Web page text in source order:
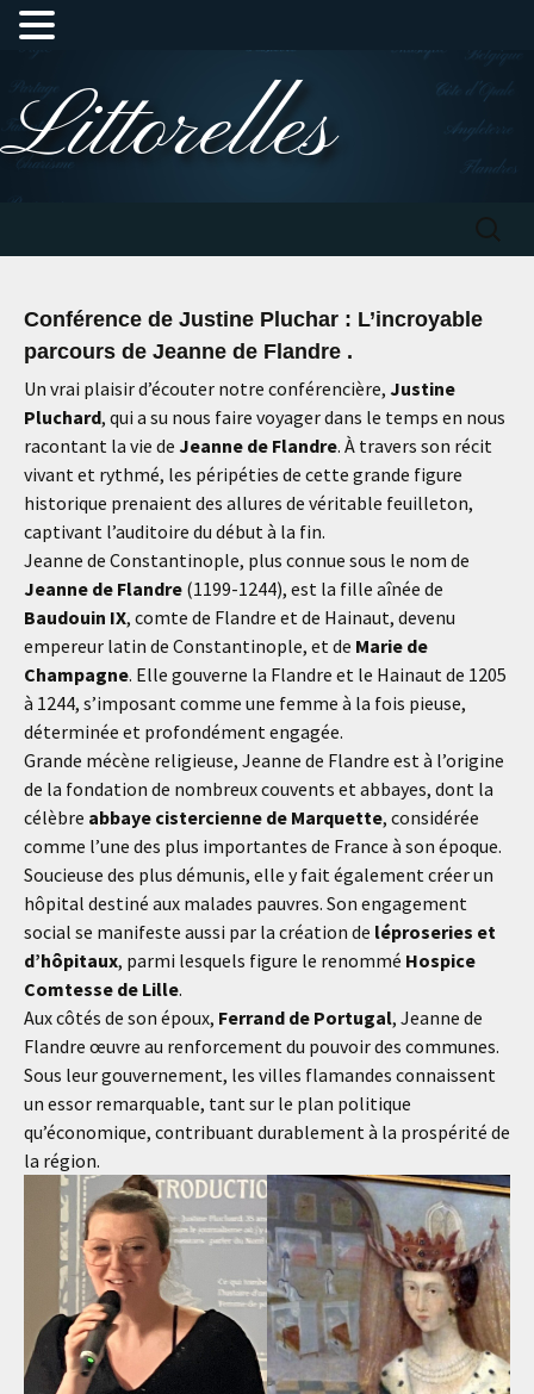
au
contenu
Littorelles
Conférence de Justine Pluchar : L’incroyable
parcours de Jeanne de Flandre .
Un vrai plaisir d’écouter notre conférencière, Justine
Pluchard, qui a su nous faire voyager dans le temps en nous
racontant la vie de Jeanne de Flandre. À travers son récit
vivant et rythmé, les péripéties de cette grande figure
historique prenaient des allures de véritable feuilleton,
captivant l’auditoire du début à la fin.
Jeanne de Constantinople, plus connue sous le nom de
Jeanne de Flandre (1199-1244), est la fille aînée de
Baudouin IX, comte de Flandre et de Hainaut, devenu
empereur latin de Constantinople, et de Marie de
Champagne. Elle gouverne la Flandre et le Hainaut de 1205
à 1244, s’imposant comme une femme à la fois pieuse,
déterminée et profondément engagée.
Grande mécène religieuse, Jeanne de Flandre est à l’origine
de la fondation de nombreux couvents et abbayes, dont la
célèbre abbaye cistercienne de Marquette, considérée
comme l’une des plus importantes de France à son époque.
Soucieuse des plus démunis, elle y fait également créer un
hôpital destiné aux malades pauvres. Son engagement
social se manifeste aussi par la création de léproseries et
d’hôpitaux, parmi lesquels figure le renommé Hospice
Comtesse de Lille.
Aux côtés de son époux, Ferrand de Portugal, Jeanne de
Flandre œuvre au renforcement du pouvoir des communes.
Sous leur gouvernement, les villes flamandes connaissent
un essor remarquable, tant sur le plan politique
qu’économique, contribuant durablement à la prospérité de
la région.